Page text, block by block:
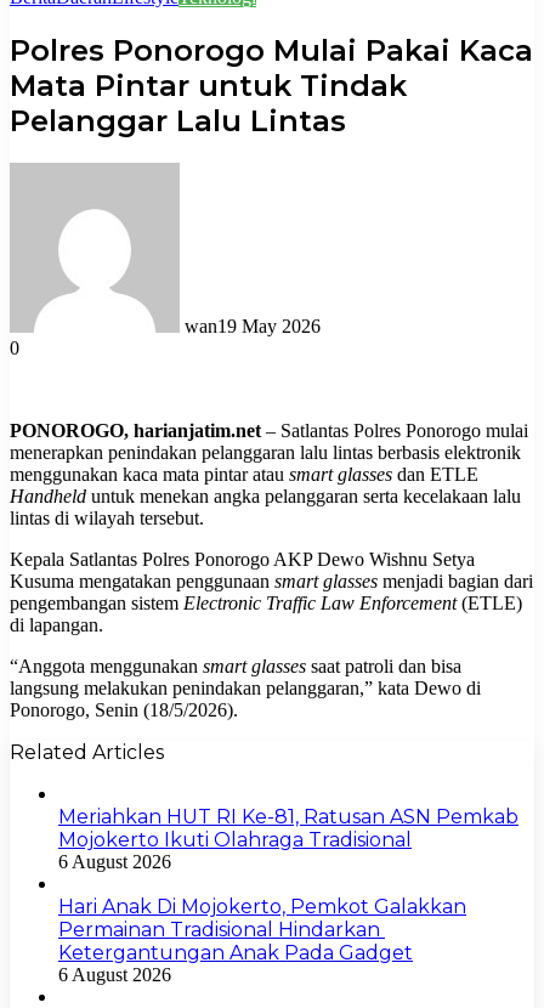
Polres Ponorogo Mulai Pakai Kaca
Mata Pintar untuk Tindak
Pelanggar Lalu Lintas
wan19 May 2026
0
PONOROGO, harianjatim.net – Satlantas Polres Ponorogo mulai
menerapkan penindakan pelanggaran lalu lintas berbasis elektronik
menggunakan kaca mata pintar atau smart glasses dan ETLE
Handheld untuk menekan angka pelanggaran serta kecelakaan lalu
lintas di wilayah tersebut.
Kepala Satlantas Polres Ponorogo AKP Dewo Wishnu Setya
Kusuma mengatakan penggunaan smart glasses menjadi bagian dari
pengembangan sistem Electronic Traffic Law Enforcement(ETLE)
di lapangan.
“Anggota menggunakan smart glasses saat patroli dan bisa
langsung melakukan penindakan pelanggaran,” kata Dewo di
Ponorogo, Senin (18/5/2026).
Related Articles
Meriahkan HUT RI Ke-81, Ratusan ASN Pemkab
Mojokerto Ikuti Olahraga Tradisional
6 August 2026
Hari Anak Di Mojokerto, Pemkot Galakkan
Permainan Tradisional Hindarkan
Ketergantungan Anak Pada Gadget
6 August 2026